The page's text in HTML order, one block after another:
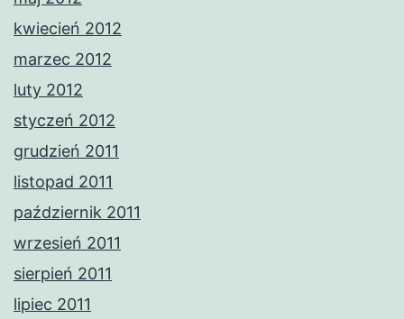
kwiecień 2012
marzec 2012
luty 2012
styczeń 2012
grudzień 2011
listopad 2011
październik 2011
wrzesień 2011
sierpień 2011
lipiec 2011